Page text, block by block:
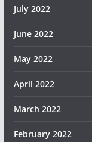
July 2022
June 2022
May 2022
April 2022
March 2022
February 2022